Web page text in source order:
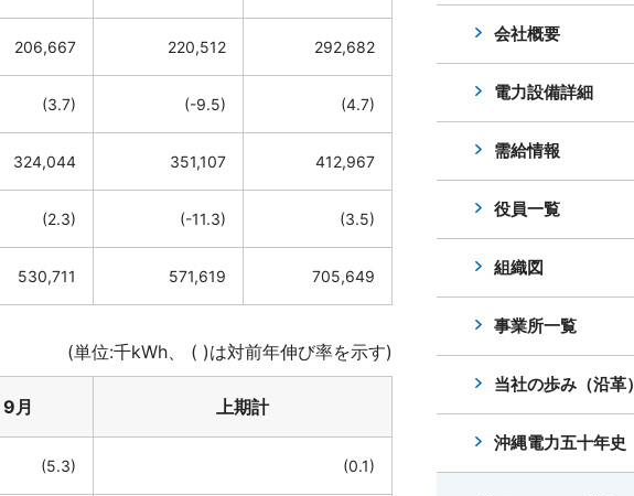
206,667 220,512 292,682
(3.7) (-9.5) (4.7)
324,044 351,107 412,967
(2.3) (-11.3) (3.5)
530,711 571,619 705,649
(単位:千kWh、 ( )は対前年伸び率を示す)
9月 上期計
(5.3) (0.1)
会社概要
電力設備詳細
需給情報
役員一覧
組織図
事業所一覧
当社の歩み（沿革）
沖縄電力五十年史